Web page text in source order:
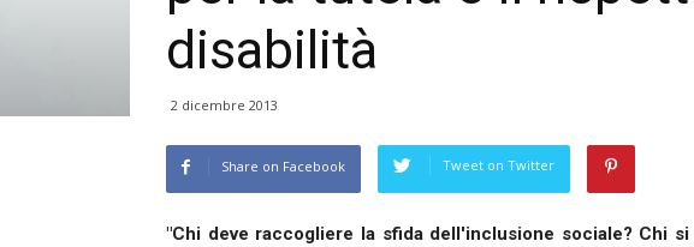
disabilità
2 dicembre 2013
Share on Facebook Tweet on Twitter
"Chi deve raccogliere la sfida dell'inclusione sociale? Chi